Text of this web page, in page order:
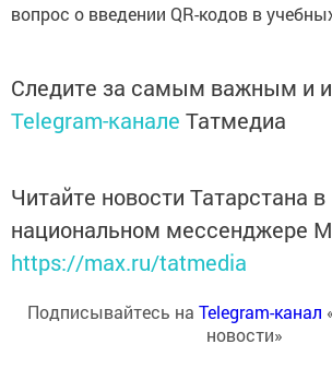
вопрос о введении QR-кодов в
Следите за самым важным и
Telegram-канале Татмедиа
Читайте новости Татарстана в
национальном мессенджере
https://max.ru/tatmedia
Подписывайтесь на Telegram-канал
новости»